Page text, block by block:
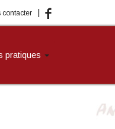
contacter |
pratiques